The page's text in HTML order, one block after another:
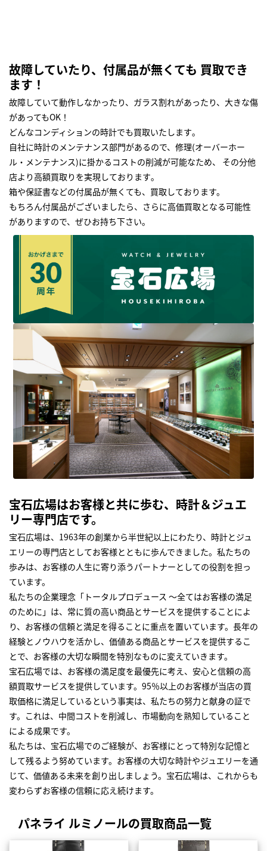
故障していたり、付属品が無くても 買取でき
ます！
故障していて動作しなかったり、ガラス割れがあったり、大きな傷
があってもOK！
どんなコンディションの時計でも買取いたします｡
自社に時計のメンテナンス部門があるので、修理(オーバーホー
ル・メンテナンス)に掛かるコストの削減が可能なため、 その分他
店より高額買取りを実現しております｡
箱や保証書などの付属品が無くても、買取しております。
もちろん付属品がございましたら、さらに高価買取となる可能性
がありますので、ぜひお持ち下さい｡
宝石広場はお客様と共に歩む、時計＆ジュエ
リー専門店です。
宝石広場は、1963年の創業から半世紀以上にわたり、時計とジュ
エリーの専門店としてお客様とともに歩んできました。私たちの
歩みは、お客様の人生に寄り添うパートナーとしての役割を担っ
ています。
私たちの企業理念「トータルプロデュース ～全てはお客様の満足
のために」は、常に質の高い商品とサービスを提供することによ
り、お客様の信頼と満足を得ることに重点を置いています。長年の
経験とノウハウを活かし、価値ある商品とサービスを提供するこ
とで、お客様の大切な瞬間を特別なものに変えていきます。
宝石広場では、お客様の満足度を最優先に考え、安心と信頼の高
額買取サービスを提供しています。95％以上のお客様が当店の買
取価格に満足しているという事実は、私たちの努力と献身の証で
す。これは、中間コストを削減し、市場動向を熟知していること
による成果です。
私たちは、宝石広場でのご経験が、お客様にとって特別な記憶と
して残るよう努めています。お客様の大切な時計やジュエリーを通
じて、価値ある未来を創り出しましょう。宝石広場は、これからも
変わらずお客様の信頼に応え続けます。
パネライ ルミノールの買取商品一覧